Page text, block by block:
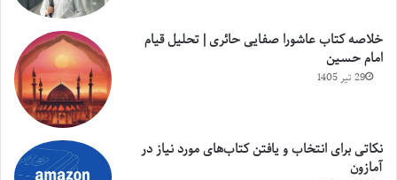
خلاصه کتاب عاشورا صفایی حائری | تحلیل قیام
امام حسین
29 تیر 1405
نکاتی برای انتخاب و یافتن کتاب‌های مورد نیاز در
آمازون